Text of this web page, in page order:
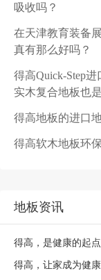
吸收吗？
在天津教育装备
真有那么好吗？
得高Quick-Step
实木复合地板也
得高地板的进口
得高软木地板环
地板资讯
得高，是健康的起
得高，让家成为健